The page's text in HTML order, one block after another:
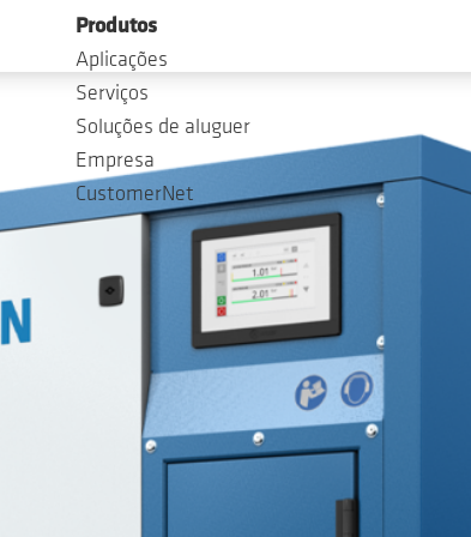
Produtos
Aplicações
Serviços
Soluções de aluguer
Empresa
CustomerNet